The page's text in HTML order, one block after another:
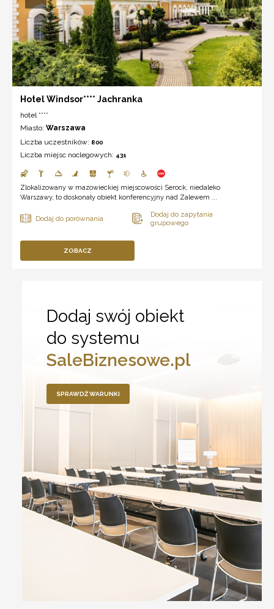
Hotel Windsor**** Jachranka
hotel ****
Miasto: Warszawa
Liczba uczestników: 800
Liczba miejsc noclegowych: 431
Zlokalizowany w mazowieckiej miejscowości Serock, niedaleko
Warszawy, to doskonały obiekt konferencyjny nad Zalewem ...
ZOBACZ
Dodaj swój obiekt
do systemu
SaleBiznesowe.pl
SPRAWDŹ WARUNKI